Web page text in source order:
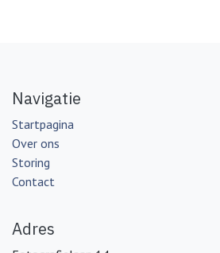
Navigatie
Startpagina
Over ons
Storing
Contact
Adres